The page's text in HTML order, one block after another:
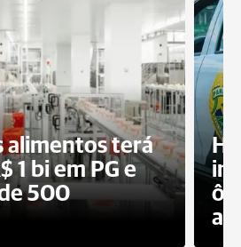
alimentos terá
1 bi em PG e
500